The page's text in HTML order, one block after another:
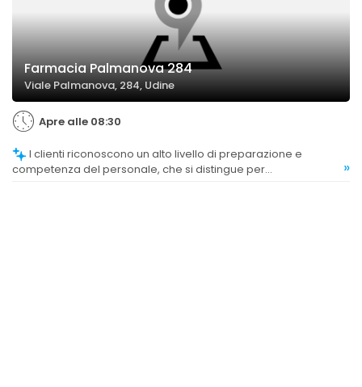
Farmacia Palmanova 284
Viale Palmanova, 284, Udine
Apre alle 08:30
competenza del personale, che si distingue per
»